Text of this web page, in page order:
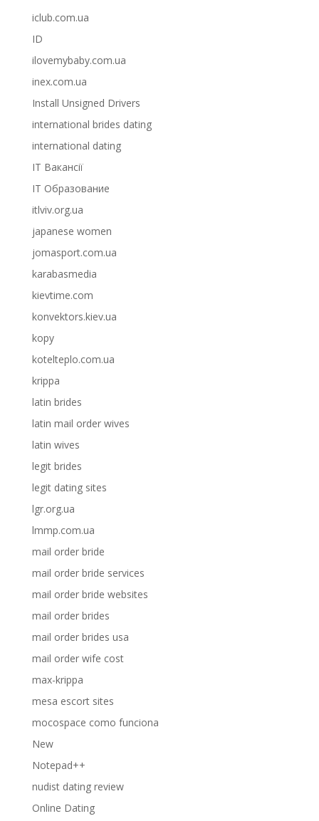
iclub.com.ua
ID
ilovemybaby.com.ua
inex.com.ua
Install Unsigned Drivers
international brides dating
international dating
IT Вакансії
IT Образование
itlviv.org.ua
japanese women
jomasport.com.ua
karabasmedia
kievtime.com
konvektors.kiev.ua
kopy
kotelteplo.com.ua
krippa
latin brides
latin mail order wives
latin wives
legit brides
legit dating sites
lgr.org.ua
lmmp.com.ua
mail order bride
mail order bride services
mail order bride websites
mail order brides
mail order brides usa
mail order wife cost
max-krippa
mesa escort sites
mocospace como funciona
New
Notepad++
nudist dating review
Online Dating